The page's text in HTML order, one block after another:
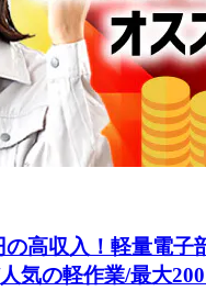
の高収入！軽量電
気の軽作業/最大